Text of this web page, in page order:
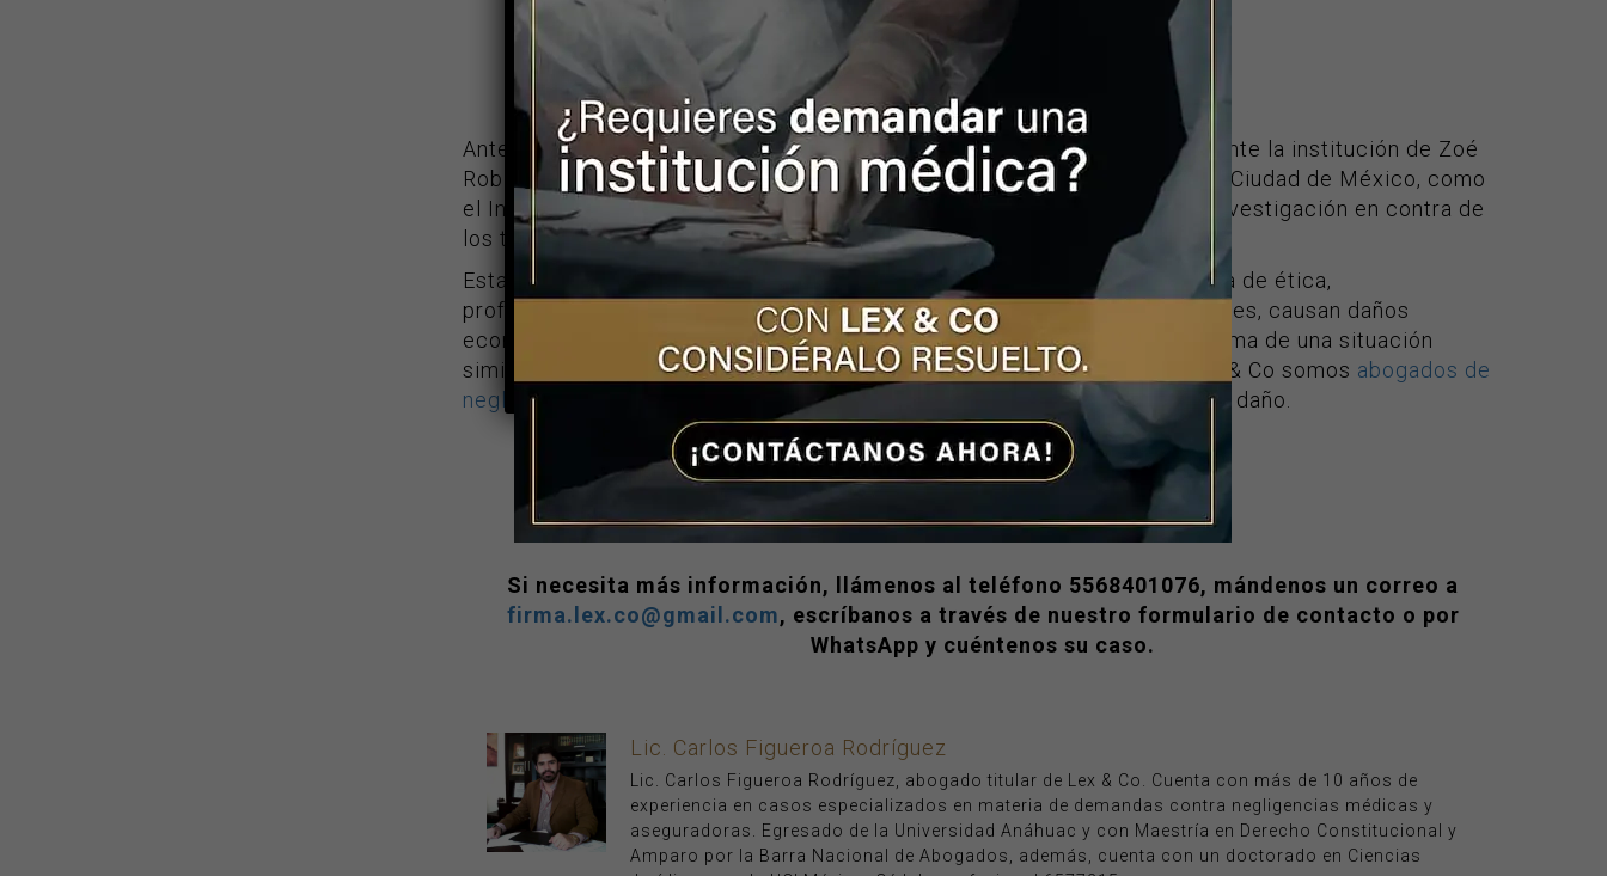
¡CONTÁCTENOS!
Ante esto, la acusación por negligencia médica y las denuncias sociales ante la institución de Zoé
Robledo no se hicieron esperar; tanto la Fiscalía General de Justicia de la Ciudad de México, como
el Instituto Mexicano del Seguro Social (IMSS) iniciaron una carpeta de investigación en contra de
los trabajadores que estuvieron involucrados.
Estas situaciones, además de representar graves injusticias sociales, falta de ética,
profesionalismo e incumplimiento de las normativas de atención a pacientes, causan daños
económicos y emocionales a los familiares. Por ello, si usted ha sido víctima de una situación
similar y se preguntacomo demandar al IMSS, le recordamos que en LEX & Co somos abogados de
negligencia
médica y podemos asesorarle para reclamar la reparación del daño.
¡CONTÁCTENOS!
Si necesita más información, llámenos al teléfono 5568401076, mándenos un correo a
firma.lex.co@gmail.com, escríbanos a través de nuestro formulario de contacto o por
WhatsApp y cuéntenos su caso.
Lic. Carlos Figueroa Rodríguez
Lic. Carlos Figueroa Rodríguez, abogado titular de Lex & Co. Cuenta con más de 10 años de
experiencia en casos especializados en materia de demandas contra negligencias médicas y
aseguradoras. Egresado de la Universidad Anáhuac y con Maestría en Derecho Constitucional y
Amparo por la Barra Nacional de Abogados, además, cuenta con un doctorado en Ciencias